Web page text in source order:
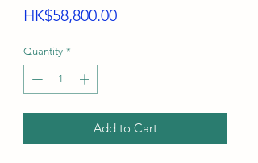
HK$58,800.00Price
Quantity *
Add to Cart